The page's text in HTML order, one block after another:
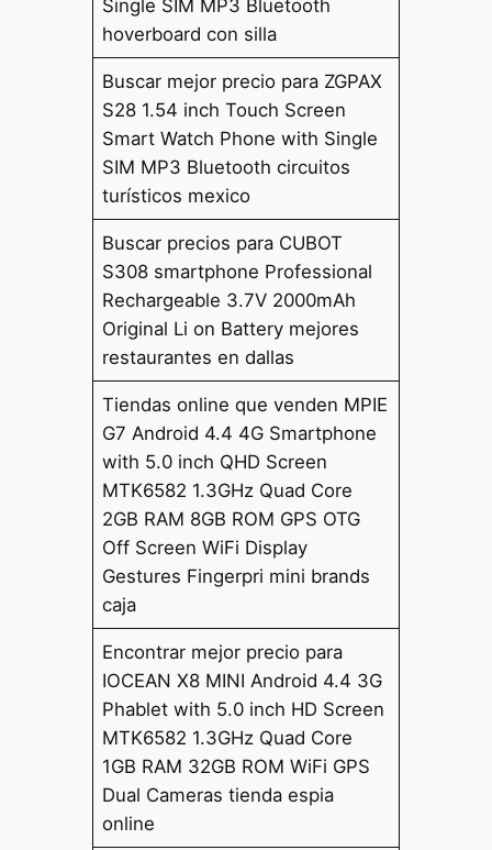
Single SIM MP3 Bluetooth
hoverboard con silla
Buscar mejor precio para ZGPAX
S28 1.54 inch Touch Screen
Smart Watch Phone with Single
SIM MP3 Bluetooth circuitos
turísticos mexico
Buscar precios para CUBOT
S308 smartphone Professional
Rechargeable 3.7V 2000mAh
Original Li on Battery mejores
restaurantes en dallas
Tiendas online que venden MPIE
G7 Android 4.4 4G Smartphone
with 5.0 inch QHD Screen
MTK6582 1.3GHz Quad Core
2GB RAM 8GB ROM GPS OTG
Off Screen WiFi Display
Gestures Fingerpri mini brands
caja
Encontrar mejor precio para
IOCEAN X8 MINI Android 4.4 3G
Phablet with 5.0 inch HD Screen
MTK6582 1.3GHz Quad Core
1GB RAM 32GB ROM WiFi GPS
Dual Cameras tienda espia
online